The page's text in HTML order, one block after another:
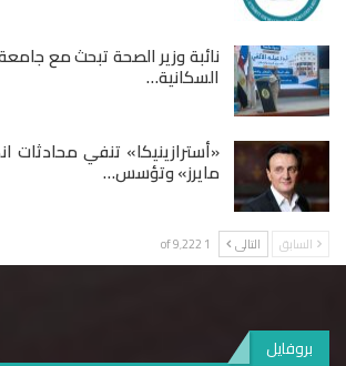
نائبة وزير الصحة تبحث مع
السكانية…
«أسترازينيكا» تنفي محادثات
مايرز» وتؤسس…
السابق التالى 1 of 9٬222
بروفايل